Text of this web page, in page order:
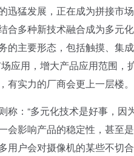
迅猛发展，正在成为拼接市
合多种新技术融合成为多元
主要形态，包括触摸、集
应用，增大产品应用范围
有实力的厂商会更上一层楼。
：“多元化技术是好事，因
会影响产品的稳定性，甚至
户会对摄像机的某些不切